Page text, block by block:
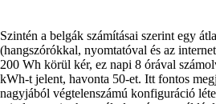
Szintén a belgák számításai szerint egy
(hangszórókkal, nyomtatóval és az
200 Wh körül kér, ez napi 8 órával
kWh-t jelent, havonta 50-et. Itt fontos
nagyjából végtelenszámú konfiguráció